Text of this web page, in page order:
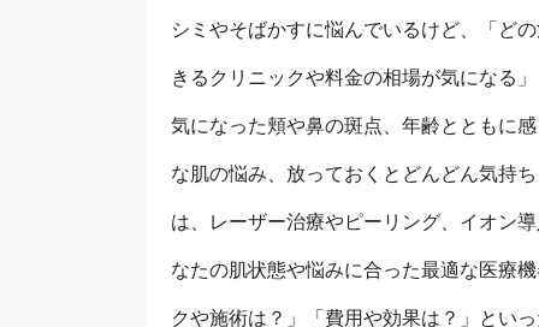
シミやそばかすに悩んでいるけど、「ど
きるクリニックや料金の相場が気になる
気になった頬や鼻の斑点、年齢とともに
な肌の悩み、放っておくとどんどん気持
は、レーザー治療やピーリング、イオン
なたの肌状態や悩みに合った最適な医療
クや施術は？」「費用や効果は？」とい